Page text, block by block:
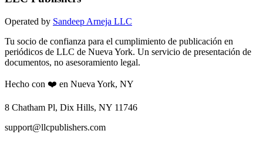
Operated by Sandeep Arneja LLC
Tu socio de confianza para el cumplimiento de publicación en
periódicos de LLC de Nueva York. Un servicio de presentación de
documentos, no asesoramiento legal.
Hecho con ❤️ en Nueva York, NY
8 Chatham Pl, Dix Hills, NY 11746
support@llcpublishers.com